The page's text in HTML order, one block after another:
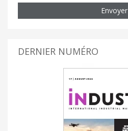
Envoyer
DERNIER NUMÉRO